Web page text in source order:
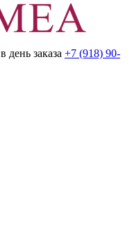
в день заказа +7 (918) 90-